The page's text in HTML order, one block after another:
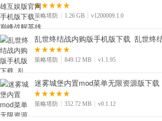
策略塔防 1.26 GB v1200009.1.0
乱世终结战内购版手机版下载_乱世终
策略塔防 849.12 MB v1.1.95
迷雾城堡内置mod菜单无限资源版下
策略塔防 352.72 MB v0.1.12